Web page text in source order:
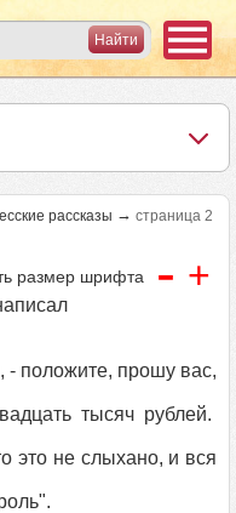
рассказы → страница 2
размер шрифта - +
положите, прошу вас,
тысяч рублей.
это не слыхано, и вся